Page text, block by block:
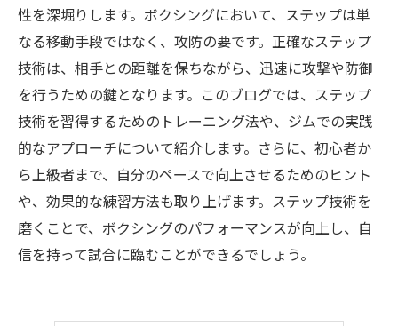
性を深堀りします。ボクシングにおいて、ステップは単
なる移動手段ではなく、攻防の要です。正確なステップ
技術は、相手との距離を保ちながら、迅速に攻撃や防御
を行うための鍵となります。このブログでは、ステップ
技術を習得するためのトレーニング法や、ジムでの実践
的なアプローチについて紹介します。さらに、初心者か
ら上級者まで、自分のペースで向上させるためのヒント
や、効果的な練習方法も取り上げます。ステップ技術を
磨くことで、ボクシングのパフォーマンスが向上し、自
信を持って試合に臨むことができるでしょう。